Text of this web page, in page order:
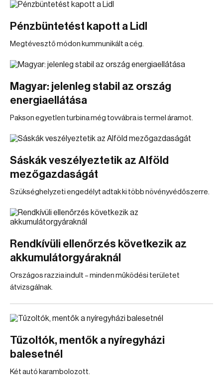
Pénzbüntetést kapott a Lidl
Megtévesztő módon kummunikált a cég.
Magyar: jelenleg stabil az ország
energiaellátása
Pakson egyetlen turbina még tovvábra is termel áramot.
Sáskák veszélyeztetik az Alföld
mezőgazdaságát
Szükséghelyzeti engedélyt adtak ki több növényvédőszerre.
Rendkívüli ellenőrzés következik az
akkumulátorgyáraknál
Országos razzia indult – minden működési területet
átvizsgálnak.
Tűzoltók, mentők a nyíregyházi
balesetnél
Két autó karambolozott.